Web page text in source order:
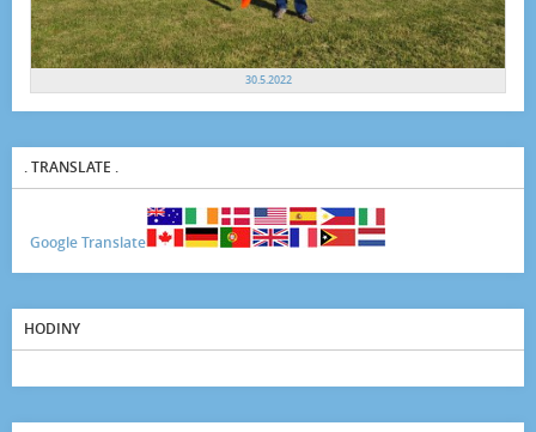
30.5.2022
. TRANSLATE .
Google Translate
HODINY